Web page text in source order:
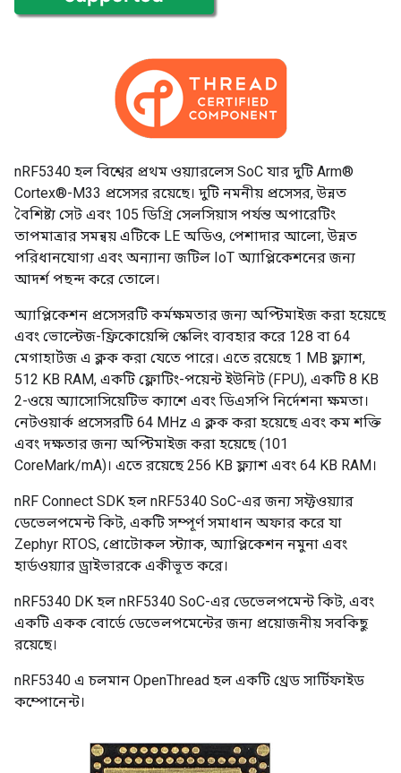
nRF5340 হল বিশ্বের প্রথম ওয়্যারলেস SoC যার দুটি Arm®
Cortex®-M33 প্রসেসর রয়েছে। দুটি নমনীয় প্রসেসর, উন্নত
বৈশিষ্ট্য সেট এবং 105 ডিগ্রি সেলসিয়াস পর্যন্ত অপারেটিং
তাপমাত্রার সমন্বয় এটিকে LE অডিও, পেশাদার আলো, উন্নত
পরিধানযোগ্য এবং অন্যান্য জটিল IoT অ্যাপ্লিকেশনের জন্য
আদর্শ পছন্দ করে তোলে।
অ্যাপ্লিকেশন প্রসেসরটি কর্মক্ষমতার জন্য অপ্টিমাইজ করা হয়েছে
এবং ভোল্টেজ-ফ্রিকোয়েন্সি স্কেলিং ব্যবহার করে 128 বা 64
মেগাহার্টজ এ ক্লক করা যেতে পারে। এতে রয়েছে 1 MB ফ্ল্যাশ,
512 KB RAM, একটি ফ্লোটিং-পয়েন্ট ইউনিট (FPU), একটি 8 KB
2-ওয়ে অ্যাসোসিয়েটিভ ক্যাশে এবং ডিএসপি নির্দেশনা ক্ষমতা।
নেটওয়ার্ক প্রসেসরটি 64 MHz এ ক্লক করা হয়েছে এবং কম শক্তি
এবং দক্ষতার জন্য অপ্টিমাইজ করা হয়েছে (101
CoreMark/mA)। এতে রয়েছে 256 KB ফ্ল্যাশ এবং 64 KB RAM।
nRF Connect SDK হল nRF5340 SoC-এর জন্য সফ্টওয়্যার
ডেভেলপমেন্ট কিট, একটি সম্পূর্ণ সমাধান অফার করে যা
Zephyr RTOS, প্রোটোকল স্ট্যাক, অ্যাপ্লিকেশন নমুনা এবং
হার্ডওয়্যার ড্রাইভারকে একীভূত করে।
nRF5340 DK হল nRF5340 SoC-এর ডেভেলপমেন্ট কিট, এবং
একটি একক বোর্ডে ডেভেলপমেন্টের জন্য প্রয়োজনীয় সবকিছু
রয়েছে।
nRF5340 এ চলমান OpenThread হল একটি থ্রেড সার্টিফাইড
কম্পোনেন্ট।